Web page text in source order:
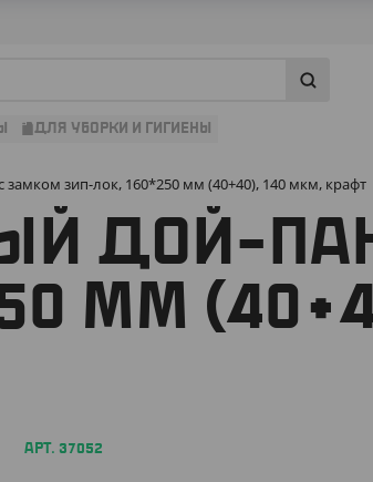
ДЛЯ УБОРКИ И ГИГИЕНЫ
зип-лок, 160*250 мм (40+40), 140 мкм, крафт
ДОЙ-
ММ
АРТ. 37052